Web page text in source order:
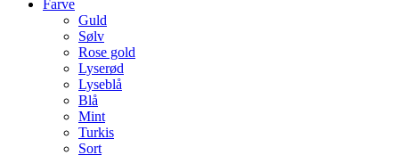
Farve
Guld
Sølv
Rose gold
Lyserød
Lyseblå
Blå
Mint
Turkis
Sort